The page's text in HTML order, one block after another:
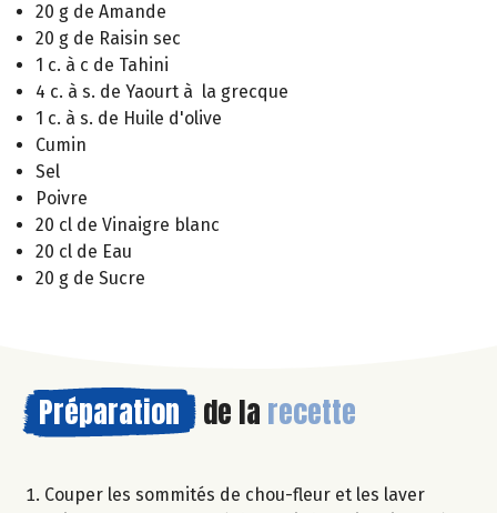
20 g de Amande
20 g de Raisin sec
1 c. à c de Tahini
4 c. à s. de Yaourt à la grecque
1 c. à s. de Huile d'olive
Cumin
Sel
Poivre
20 cl de Vinaigre blanc
20 cl de Eau
20 g de Sucre
Préparation de la recette
Couper les sommités de chou-fleur et les laver